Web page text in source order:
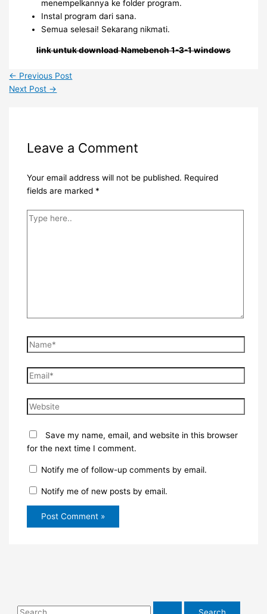
menempelkannya ke folder program.
Instal program dari sana.
Semua selesai! Sekarang nikmati.
link untuk download Namebench 1-3-1 windows
← Previous Post
Next Post →
Leave a Comment
Your email address will not be published. Required
fields are marked *
Type
Name*
Email*
Website
Save my name, email, and website in this browser
for the next time I comment.
Notify me of follow-up comments by email.
Notify me of new posts by email.
S